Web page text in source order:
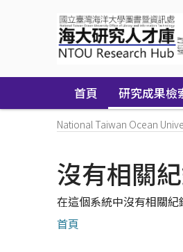
首頁 研究成果檢
National Taiwan Ocean
沒有相關
在這個系統中沒有相關紀
首頁